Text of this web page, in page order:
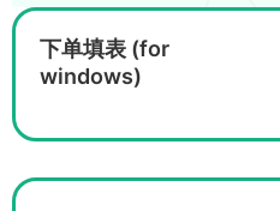
下单填表 (for
windows)